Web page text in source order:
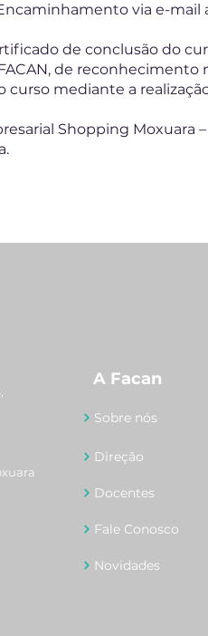
via e-mail
de conclusão do
de
mediante a
Shopping Moxuara
A Facan
Sobre nós
Direção
Docentes
Fale Conosco
Novidades